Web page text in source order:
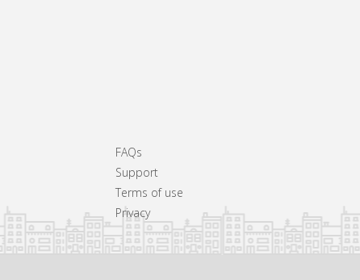
FAQs
Support
Terms of use
Privacy